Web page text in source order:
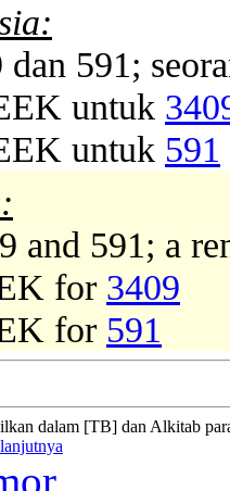
dan 591;
untuk
untuk 591
and 591; a
for 3409
for 591
dalam [TB] dan Alkitab